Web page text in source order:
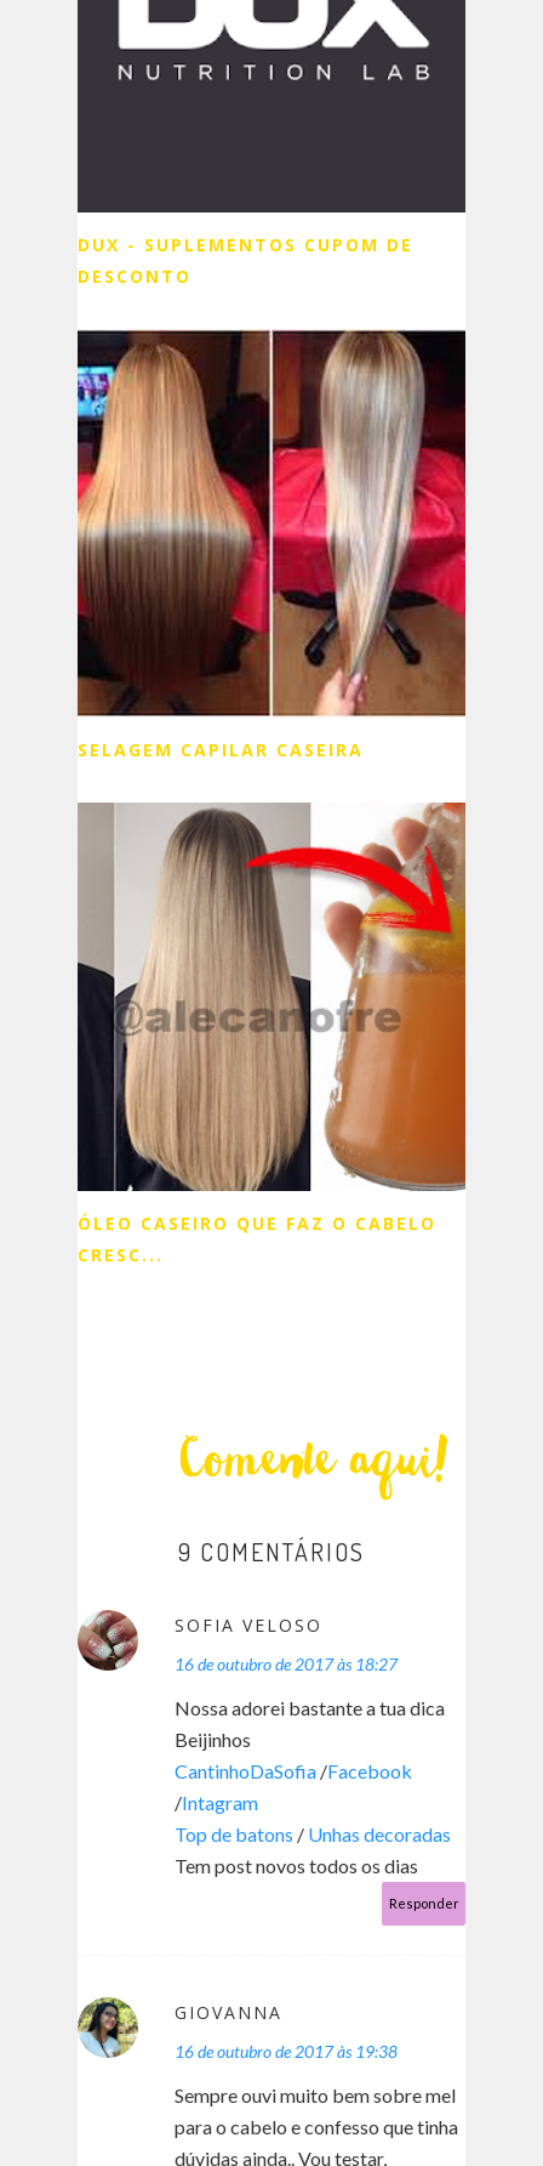
DUX - SUPLEMENTOS CUPOM DE
DESCONTO
SELAGEM CAPILAR CASEIRA
ÓLEO CASEIRO QUE FAZ O CABELO
CRESC...
9 COMENTÁRIOS
SOFIA VELOSO
16 de outubro de 2017 às 18:27
Nossa adorei bastante a tua dica
Beijinhos
CantinhoDaSofia /Facebook
/Intagram
Top de batons / Unhas decoradas
Tem post novos todos os dias
Responder
GIOVANNA
16 de outubro de 2017 às 19:38
Sempre ouvi muito bem sobre mel
para o cabelo e confesso que tinha
dúvidas ainda.. Vou testar,